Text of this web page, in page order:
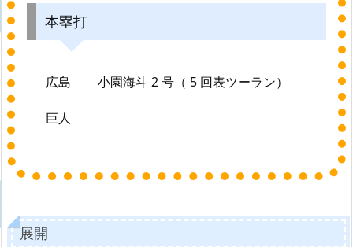
本塁打
広島 小園海斗 2 号（ 5 回表ツーラン）
巨人
展開